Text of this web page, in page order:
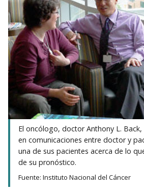
El oncólogo, doctor Anthony L.
en comunicaciones entre doctor y
una de sus pacientes acerca de lo
de su pronóstico.
Fuente: Instituto Nacional del Cáncer